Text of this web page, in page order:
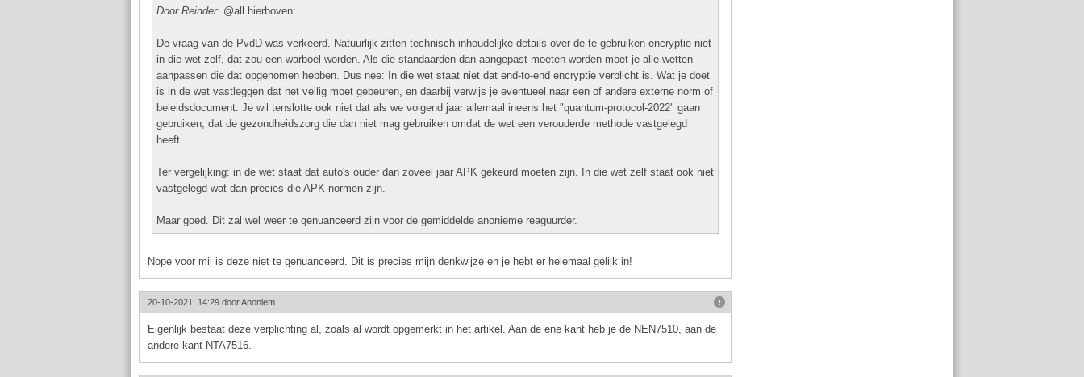
Door Reinder: @all hierboven:
De vraag van de PvdD was verkeerd. Natuurlijk zitten technisch inhoudelijke details over de te gebruiken encryptie niet
in die wet zelf, dat zou een warboel worden. Als die standaarden dan aangepast moeten worden moet je alle wetten
aanpassen die dat opgenomen hebben. Dus nee: In die wet staat niet dat end-to-end encryptie verplicht is. Wat je doet
is in de wet vastleggen dat het veilig moet gebeuren, en daarbij verwijs je eventueel naar een of andere externe norm of
beleidsdocument. Je wil tenslotte ook niet dat als we volgend jaar allemaal ineens het "quantum-protocol-2022" gaan
gebruiken, dat de gezondheidszorg die dan niet mag gebruiken omdat de wet een verouderde methode vastgelegd
heeft.
Ter vergelijking: in de wet staat dat auto's ouder dan zoveel jaar APK gekeurd moeten zijn. In die wet zelf staat ook niet
vastgelegd wat dan precies die APK-normen zijn.
Maar goed. Dit zal wel weer te genuanceerd zijn voor de gemiddelde anonieme reaguurder.
Nope voor mij is deze niet te genuanceerd. Dit is precies mijn denkwijze en je hebt er helemaal gelijk in!
20-10-2021, 14:29 doorAnoniem
Eigenlijk bestaat deze verplichting al, zoals al wordt opgemerkt in het artikel. Aan de ene kant heb je de NEN7510, aan de
andere kant NTA7516.